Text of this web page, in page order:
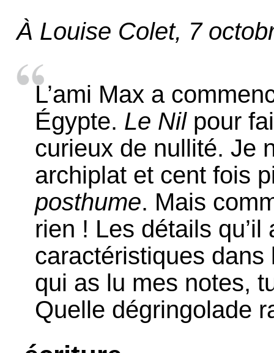
À Louise Colet, 7
L’ami Max a
Égypte. Le Nilpour
curieux de nullité. Je
archiplat et cent fois
posthume. Mais
rien ! Les détails
caractéristiques dans
qui as lu mes notes,
Quelle dégringolade